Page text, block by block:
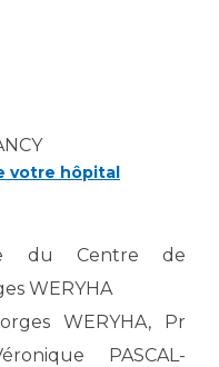
d'Infectiologie
Rares
votre hôpital
du Centre de
WERYHA
WERYHA, Pr
PASCAL-